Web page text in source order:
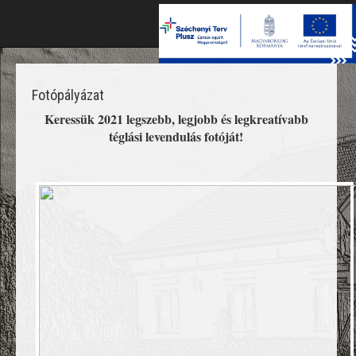
Fotópályázat
Keressük 2021 legszebb, legjobb és legkreatívabb
téglási levendulás fotóját!